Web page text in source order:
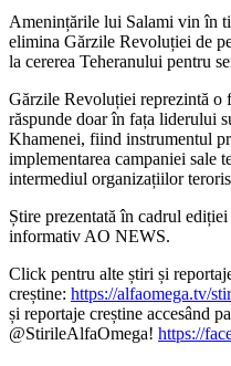
Amenințările lui Salami vin în
elimina Gărzile Revoluției de
la cererea Teheranului pentru
Gărzile Revoluției reprezintă o
răspunde doar în fața liderului
Khamenei, fiind instrumentul
implementarea campaniei sale
intermediul organizațiilor
Știre prezentată în cadrul
informativ AO NEWS.
Click pentru alte știri și
creștine: https://alfaomega.tv/
și reportaje creștine accesând
@StirileAlfaOmega! https://